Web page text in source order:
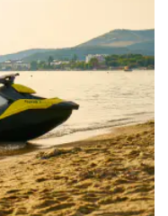
vyks 2028 metų Europos
čempionatas
slalomo meistrai